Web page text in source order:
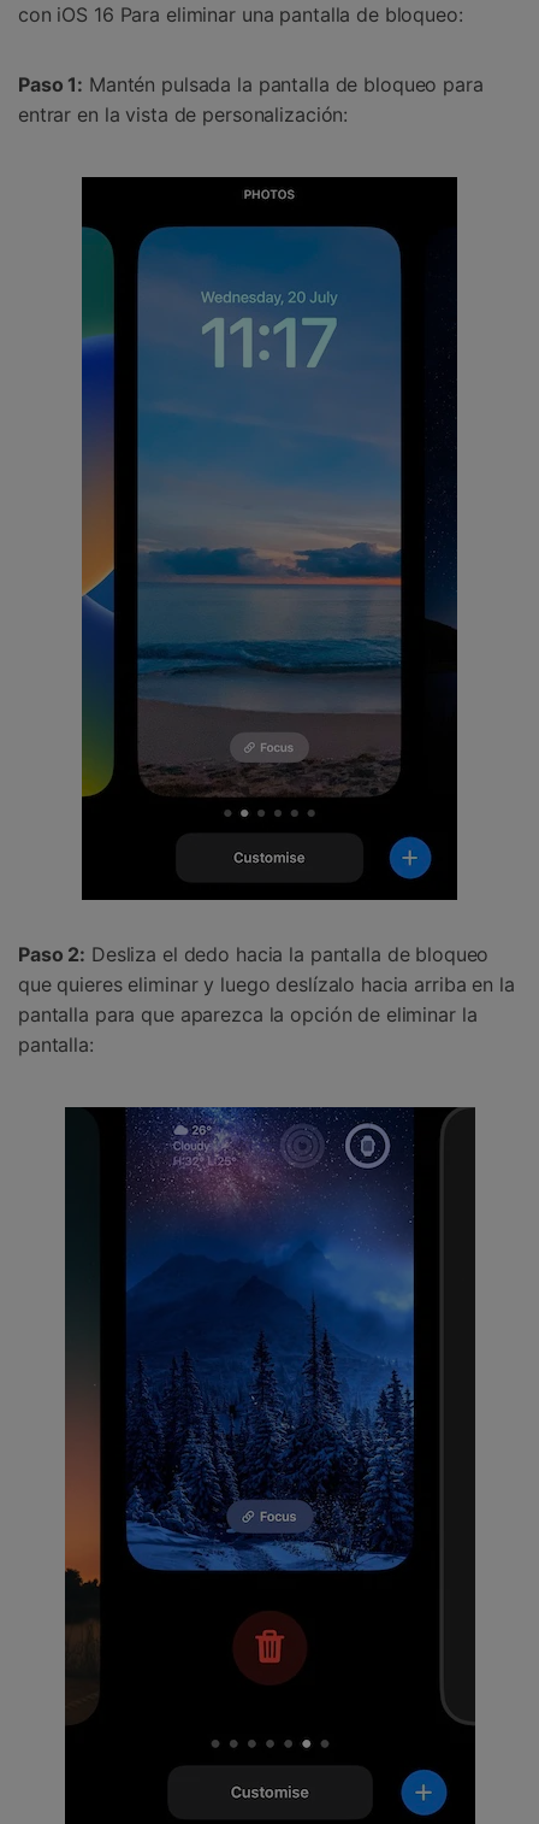
con iOS 16 Para eliminar una pantalla de bloqueo:
Paso 1: Mantén pulsada la pantalla de bloqueo para
entrar en la vista de personalización:
Paso 2: Desliza el dedo hacia la pantalla de bloqueo
que quieres eliminar y luego deslízalo hacia arriba en la
pantalla para que aparezca la opción de eliminar la
pantalla: